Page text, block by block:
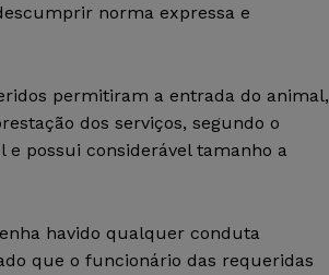
norma expressa e
permitiram a entrada do animal,
dos serviços, segundo o
possui considerável tamanho a
havido qualquer conduta
que o funcionário das requeridas